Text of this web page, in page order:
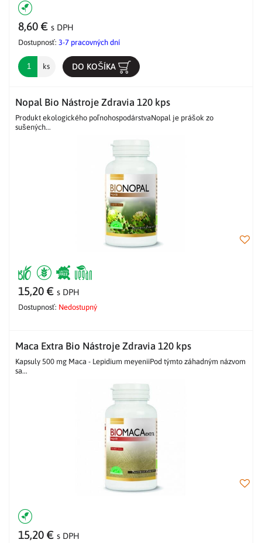
8,60 € s DPH
Dostupnosť: 3-7 pracovných dní
ks DO KOŠÍKA
Nopal Bio Nástroje Zdravia 120 kps
Produkt ekologického poľnohospodárstvaNopal je prášok zo
sušených...
15,20 € s DPH
Dostupnosť: Nedostupný
Maca Extra Bio Nástroje Zdravia 120 kps
Kapsuly 500 mg Maca - Lepidium meyeniiPod týmto záhadným názvom
sa...
15,20 € s DPH